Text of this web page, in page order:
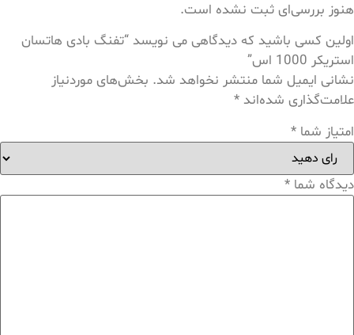
هنوز بررسی‌ای ثبت نشده است.
اولین کسی باشید که دیدگاهی می نویسد “تفنگ بادی هاتسان
استریکر 1000 اس”
نشانی ایمیل شما منتشر نخواهد شد. بخش‌های موردنیاز
علامت‌گذاری شده‌اند *
امتیاز شما *
دیدگاه شما *